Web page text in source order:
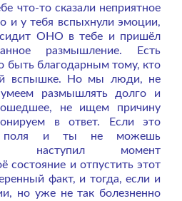
что-то сказали неприятное
и у тебя вспыхнули эмоции,
сидит ОНО в тебе и пришёл
размышление. Есть
быть благодарным тому, кто
вспышке. Но мы люди, не
размышлять долго и
не ищем причину
в ответ. Если это
поля и ты не можешь
наступил момент
состояние и отпустить этот
факт, и тогда, если и
но уже не так болезненно